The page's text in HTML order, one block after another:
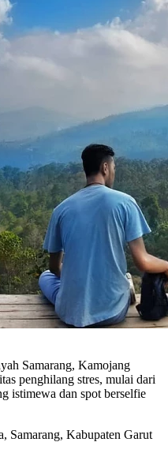
Samarang, Kamojang
penghilang stres, mulai dari
istimewa dan spot berselfie
Samarang, Kabupaten Garut